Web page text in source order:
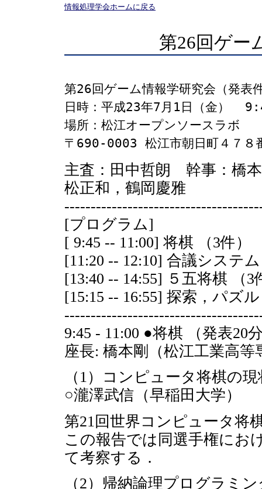
情報処理学会ホームに戻る
第26回ゲー
第26回ゲーム情報学研究会（発表
日時：平成23年7月1日（金）
場所：松江オープンソースラボ
〒690-0003 松江市朝日町４７８
主査：田中哲朗 幹事：橋
松正和，鶴岡慶雅
[プログラム]
[ 9:45 -- 11:00] 将棋 （3件）
[11:20 -- 12:10] 合議システ
[13:40 -- 14:55] ５五将棋 （3
[15:15 -- 16:55] 探索，パズ
9:45 - 11:00 ●将棋 （発表20
座長: 橋本剛（松江工業高等
（1）コンピュータ将棋の
○瀧澤武信（早稲田大学）
第21回世界コンピュータ将
この報告では同選手権にお
て考察する．
（2）帰納論理プログラミ